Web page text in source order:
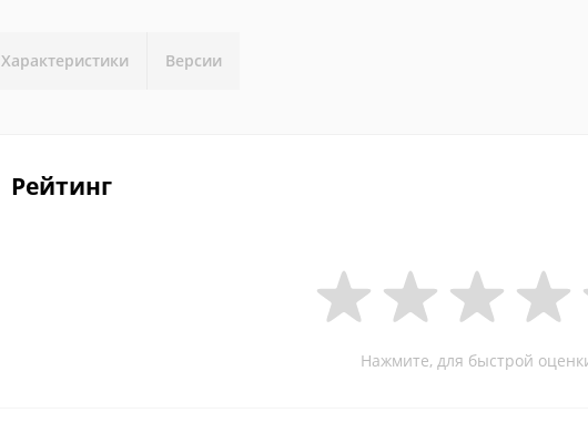
Характеристики Версии
Рейтинг
Нажмите, для быстрой